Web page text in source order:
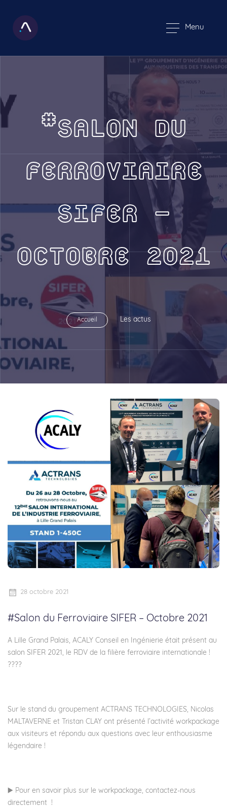
Menu
#SALON DU
FERROVIAIRE
SIFER –
OCTOBRE 2021
Accueil Les actus
28 octobre 2021
#Salon du Ferroviaire SIFER – Octobre 2021
A Lille Grand Palais, ACALY Conseil en Ingénierie était présent au
salon SIFER 2021, le RDV de la filière ferroviaire internationale !
????
Sur le stand du groupement ACTRANS TECHNOLOGIES, Nicolas
MALTAVERNE et Tristan CLAY ont présenté l’activité workpackage
aux visiteurs et répondu aux questions avec leur enthousiasme
légendaire !
▶️ Pour en savoir plus sur le workpackage, contactez-nous
directement !